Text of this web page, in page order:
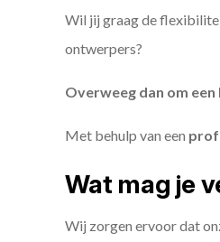
Wil jij graag de
ontwerpers?
Overweeg dan om
Met behulp van een
Wat mag je
Wij zorgen ervoor dat